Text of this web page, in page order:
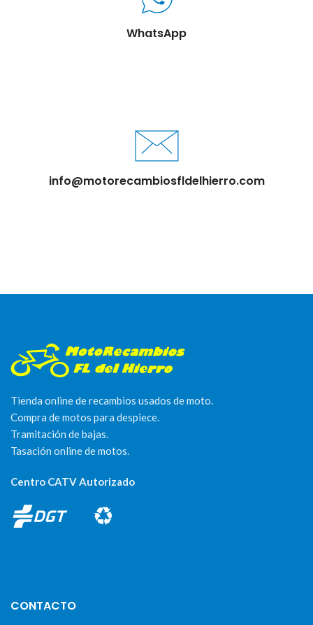
WhatsApp
info@motorecambiosfldelhierro.com
Tienda online de recambios usados de moto.
Compra de motos para despiece.
Tramitación de bajas.
Tasación online de motos.
Centro CATV Autorizado
CONTACTO